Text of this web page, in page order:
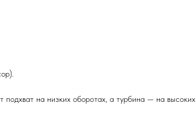
на низких оборотах, а турбина — на высоких.